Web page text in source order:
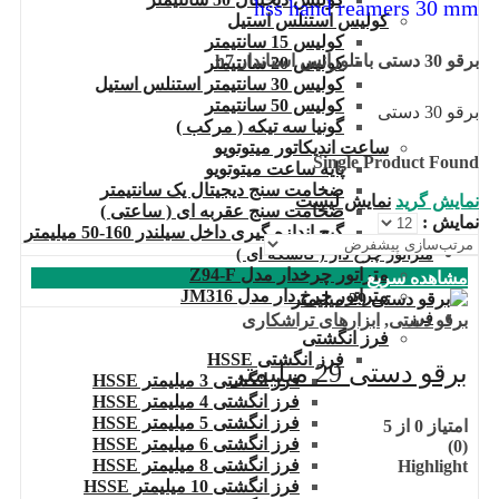
کولیس استنلس استیل
کولیس 15 سانتیمتر
کولیس 20 سانتیمتر
کولیس 30 سانتیمتر استنلس استیل
کولیس 50 سانتیمتر
گونیا سه تیکه ( مرکب )
ساعت اندیکاتور میتوتویو
پایه ساعت میتوتویو
ضخامت سنج دیجیتال یک سانتیمتر
ضخامت سنج عقربه ای ( ساعتی )
گیج اندازه گیری داخل سیلندر 160-50 میلیمتر
متراتور چرخ دار ( کالسکه ای )
متراتور چرخدار مدل Z94-F
متراتور چرخ دار مدل JM316
فرز
فرز انگشتی
فرز انگشتی HSSE
فرز انگشتی 3 میلیمتر HSSE
فرز انگشتی 4 میلیمتر HSSE
فرز انگشتی 5 میلیمتر HSSE
فرز انگشتی 6 میلیمتر HSSE
فرز انگشتی 8 میلیمتر HSSE
فرز انگشتی 10 میلیمتر HSSE
hss hand reamers 30 mm
برقو 30 دستی با تلورانس استاندار h7
برقو 30 دستی
Single Product Found
نمایش گرید نمایش لیست
نمایش :
مشاهده سریع
برقو دستی, ابزارهای تراشکاری
برقو دستی 29 میلیمتر
امتیاز 0 از 5
(0)
Highlight